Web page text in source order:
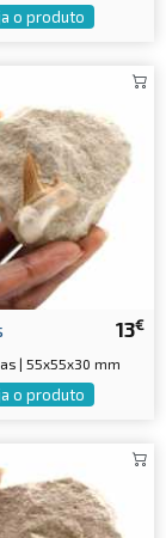
o produto
13€
| 55x55x30 mm
o produto